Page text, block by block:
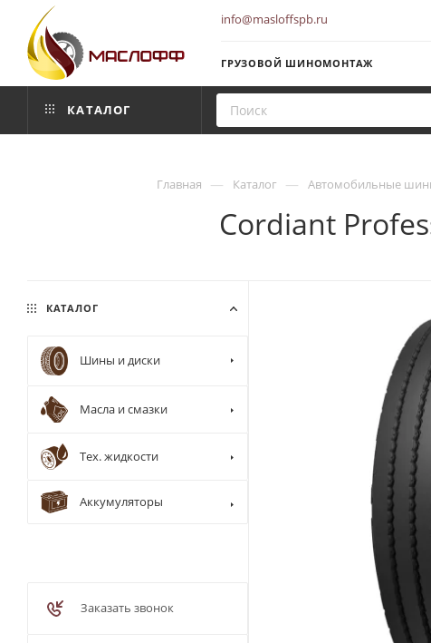
info@masloffspb.ru
ГРУЗОВОЙ ШИНОМОНТАЖ
КАТАЛОГ
Главная — Каталог — Автомобильные
Cordiant
КАТАЛОГ
Шины и диски
Масла и смазки
Тех. жидкости
Аккумуляторы
Заказать звонок